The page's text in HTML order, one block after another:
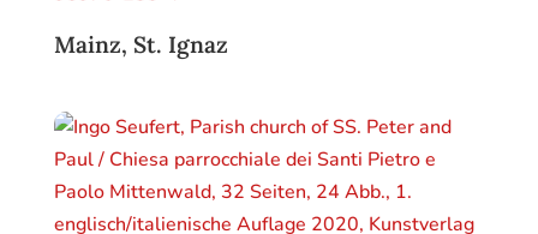
Mainz, St. Ignaz